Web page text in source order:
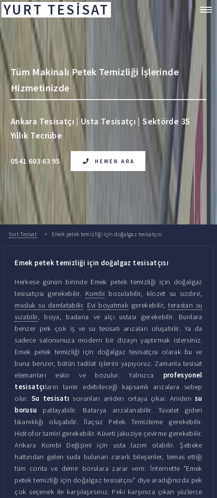
YURT TESİSAT
Tüm Makinalı Petek Temizliği İşlerinde
Hizmetinizde
Ankara Tesisatçı | Usta Tesisatçı | Sektörde 35
Yıllık Tecrübe
0541 603 63 95 HEMEN ARA
Yurt Tesisat Emek petek temizliği için doğalgaz tesisatçısı
Emek petek temizliği için doğalgaz tesisatçısı
Herkese günün birinde Emek petek temizliği için doğalgaz
tesisatçısı gerekebilir. Kombi bozulabilir, klozet su sızdırır,
musluk su damlatabilir. Evi boyatmak gerekebilir,terastan su
sızabilir, boya, badana ve alçı ustası gerekebilir. Bunlara
benzer pek çok iş ve su tesisatı arızaları oluşabilir. Ya da
sadece salonunuza modern bir dizayn yaptırmak istersiniz.
Emek petek temizliği için doğalgaz tesisatçısı olarak bu ve
buna benzer, bütün tadilat işlerini yapıyoruz. Zamanla tesisat
elemanları eskir ve bozulur. Yalnızca profesyonel
tesisatçıların tamir edebileceği kapsamlı arızalara sebep
olur.Su tesisatı sorunları aniden ortaya çıkar. Aniden su
borusu patlayabilir. Batarya arızalanabilir. Tuvalet gideri
tıkanıklığı oluşabilir. İlaçsız Petek Temizleme gerekebilir.
Hidrofor tamiri gerekebilir. Küveti jakuziye çevirme gerekebilir.
Ankara Kombi Değişimi için usta lazım olabilir. Şebeke
hattından gelen suda bulunan zararlı bileşenler, temas ettiği
tüm conta ve demir borulara zarar verir. İnternette "Emek
petek temizliği için doğalgaz tesisatçısı" diye aradığınızda pek
çok seçenek ile karşılaşırsınız. Peki karşınıza çıkan yüzlerce